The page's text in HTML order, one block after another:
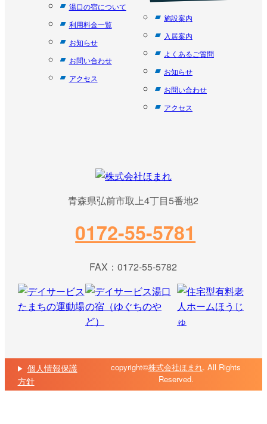
湯口の宿について
利用料金一覧
お知らせ
お問い合わせ
アクセス
施設案内
入居案内
よくあるご質問
お知らせ
お問い合わせ
アクセス
青森県弘前市取上4丁目5番地2
0172-55-5781
FAX：0172-55-5782
個人情報保護
方針
copyright©株式会社ほまれ. All Rights
Reserved.